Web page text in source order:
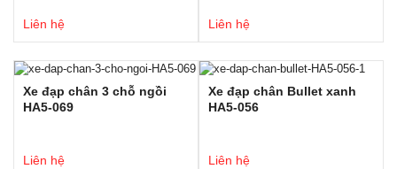
Liên hệ Liên hệ
Xe đạp chân 3 chỗ ngồi
HA5-069
Liên hệ
Xe đạp chân Bullet xanh
HA5-056
Liên hệ